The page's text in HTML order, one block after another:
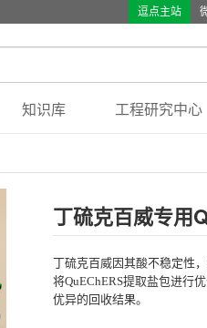
逗点主站
知识库 工程研究中心
丁硫克百威专用
丁硫克百威因其酸不稳定性
将QuEChERS提取盐包进行
优异的回收结果。